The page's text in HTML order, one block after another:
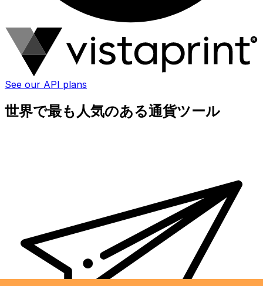
See our API plans
世界で最も人気のある通貨ツール